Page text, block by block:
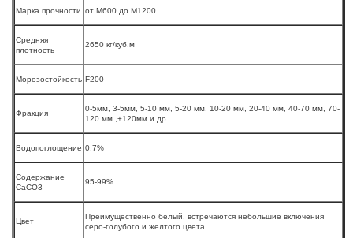
Марка прочности от М600 до М1200
Средняя
плотность
2650 кг/куб.м
Морозостойкость F200
Фракция
0-5мм, 3-5мм, 5-10 мм, 5-20 мм, 10-20 мм, 20-40 мм, 40-70 мм, 70-
120 мм ,+120мм и др.
Водопоглощение 0,7%
Содержание
СаСО3
95-99%
Цвет
Преимущественно белый, встречаются небольшие включения
серо-голубого и желтого цвета